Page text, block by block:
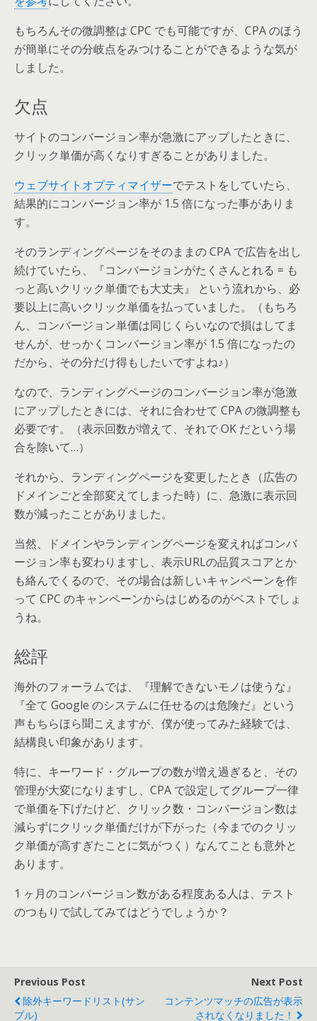
もちろんその微調整は CPC でも可能ですが、CPA のほう
が簡単にその分岐点をみつけることができるような気が
しました。
欠点
サイトのコンバージョン率が急激にアップしたときに、
クリック単価が高くなりすぎることがありました。
ウェブサイトオプティマイザーでテストをしていたら、
結果的にコンバージョン率が 1.5 倍になった事がありま
す。
そのランディングページをそのままの CPA で広告を出し
続けていたら、『コンバージョンがたくさんとれる = も
っと高いクリック単価でも大丈夫』 という流れから、必
要以上に高いクリック単価を払っていました。（もちろ
ん、コンバージョン単価は同じくらいなので損はしてま
せんが、せっかくコンバージョン率が 1.5 倍になったの
だから、その分だけ得もしたいですよね♪）
なので、ランディングページのコンバージョン率が急激
にアップしたときには、それに合わせて CPA の微調整も
必要です。（表示回数が増えて、それで OK だという場
合を除いて…）
それから、ランディングページを変更したとき（広告の
ドメインごと全部変えてしまった時）に、急激に表示回
数が減ったことがありました。
当然、ドメインやランディングページを変えればコンバ
ージョン率も変わりますし、表示URLの品質スコアとか
も絡んでくるので、その場合は新しいキャンペーンを作
って CPC のキャンペーンからはじめるのがベストでしょ
うね。
総評
海外のフォーラムでは、『理解できないモノは使うな』
『全て Google のシステムに任せるのは危険だ』という
声もちらほら聞こえますが、僕が使ってみた経験では、
結構良い印象があります。
特に、キーワード・グループの数が増え過ぎると、その
管理が大変になりますし、CPA で設定してグループ一律
で単価を下げたけど、クリック数・コンバージョン数は
減らずにクリック単価だけが下がった（今までのクリッ
ク単価が高すぎたことに気がつく）なんてことも意外と
あります。
1 ヶ月のコンバージョン数がある程度ある人は、テスト
のつもりで試してみてはどうでしょうか？
Previous Post
除外キーワードリスト(サン
プル)
Next Post
コンテンツマッチの広告が表示
されなくなりました！